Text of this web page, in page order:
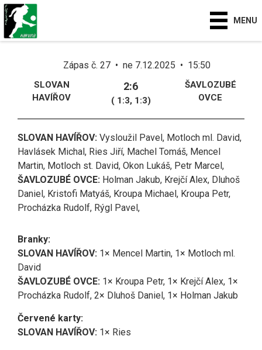
MENU
Zápas č. 27 • ne 7.12.2025 • 15:50
SLOVAN
HAVÍŘOV
2:6
( 1:3, 1:3)
ŠAVLOZUBÉ
OVCE
SLOVAN HAVÍŘOV: Vysloužil Pavel, Motloch ml. David,
Havlásek Michal, Ries Jiří, Machel Tomáš, Mencel
Martin, Motloch st. David, Okon Lukáš, Petr Marcel,
ŠAVLOZUBÉ OVCE: Holman Jakub, Krejčí Alex, Dluhoš
Daniel, Kristofi Matyáš, Kroupa Michael, Kroupa Petr,
Procházka Rudolf, Rýgl Pavel,
Branky:
SLOVAN HAVÍŘOV: 1× Mencel Martin, 1× Motloch ml.
David
ŠAVLOZUBÉ OVCE: 1× Kroupa Petr, 1× Krejčí Alex, 1×
Procházka Rudolf, 2× Dluhoš Daniel, 1× Holman Jakub
Červené karty:
SLOVAN HAVÍŘOV: 1× Ries